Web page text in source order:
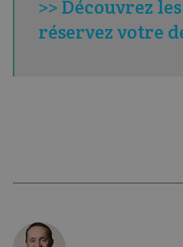
>> Découvrez
réservez votre